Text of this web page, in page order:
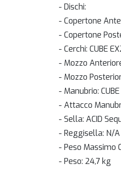
- Dischi:
- Copertone
- Copertone
- Cerchi: CUBE
- Mozzo
- Mozzo
- Manubrio:
- Attacco
- Sella: ACID
- Reggisella: N/A
- Peso Massimo
- Peso: 24,7 kg